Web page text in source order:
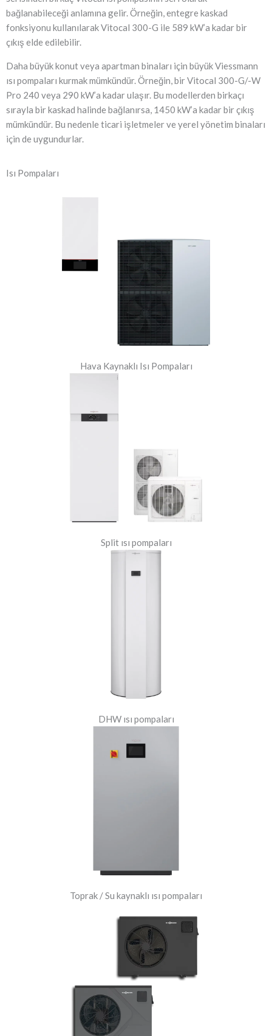
bağlanabileceği anlamına gelir. Örneğin, entegre kaskad
fonksiyonu kullanılarak Vitocal 300-G ile 589 kW’a kadar bir
çıkış elde edilebilir.
Daha büyük konut veya apartman binaları için büyük Viessmann
ısı pompaları kurmak mümkündür. Örneğin, bir Vitocal 300-G/-W
Pro 240 veya 290 kW’a kadar ulaşır. Bu modellerden birkaçı
sırayla bir kaskad halinde bağlanırsa, 1450 kW’a kadar bir çıkış
mümkündür. Bu nedenle ticari işletmeler ve yerel yönetim binaları
için de uygundurlar.
Isı Pompaları
Hava Kaynaklı Isı Pompaları
Split ısı pompaları
DHW ısı pompaları
Toprak / Su kaynaklı ısı pompaları